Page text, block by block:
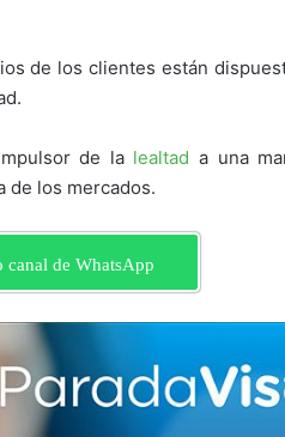
de los clientes están
de la lealtad a una
de los mercados.
canal de WhatsApp